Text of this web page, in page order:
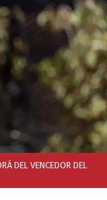
DEL VENCEDOR DEL